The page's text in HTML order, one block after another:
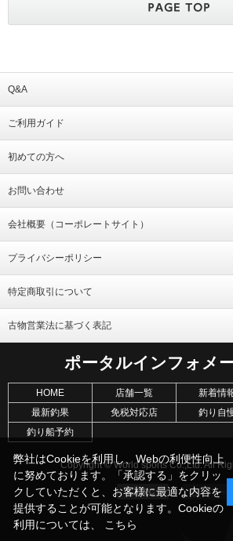
Q&A
ご利用ガイド
初めての方へ
お問い合わせ
会社概要（コーポレートサイト）
プライバシーポリシー
特定商取引について
古物営業法に基づく表記
ポータルインフォメ
HOME 店舗一覧 新着情
最新釣果
免税対応店 釣り自
釣り船予約
Copyright © World sports Co.,Ltd. All
弊社はCookieを利用し、Webの利便性向上
に努めております。「承認する」をクリッ
クしていただくと、お客様に最適な内容を
提供することが可能となります。Cookieの
利用については、 こちら